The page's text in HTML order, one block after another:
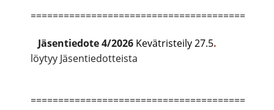
=======================================
Jäsentiedote4/2026 Kevätristeily 27.5.
löytyy Jäsentiedotteista
=======================================